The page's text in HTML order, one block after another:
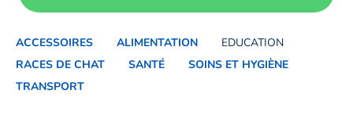
ACCESSOIRES ALIMENTATION
EDUCATION
RACES DE CHAT
SANTÉ
SOINS ET HYGIÈNE
TRANSPORT